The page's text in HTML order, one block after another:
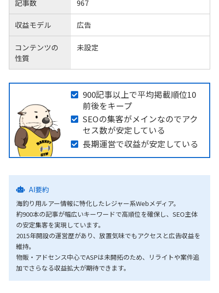
記事数 967
収益モデル 広告
コンテンツの
性質
未設定
900記事以上で平均掲載順位10
前後をキープ
SEOの集客がメインなのでアク
セス数が安定している
長期運営で収益が安定している
AI要約
海釣り用ルアー情報に特化したレジャー系Webメディア。
約900本の記事が幅広いキーワードで高順位を確保し、SEO主体
の安定集客を実現しています。
2015年開設の運営歴があり、放置気味でもアクセスと広告収益を
維持。
物販・アドセンス中心でASPは未開拓のため、リライトや案件追
加でさらなる収益拡大が期待できます。